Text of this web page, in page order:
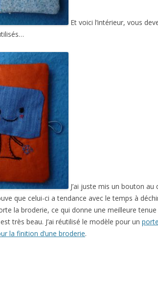
Et voici l’intérieur, vous
J’ai juste mis un bouton au
que celui-ci a tendance avec le temps à
la broderie, ce qui donne une meilleure tenue
très beau. J’ai réutilisé le modèle pour un porte
la finition d’une broderie.